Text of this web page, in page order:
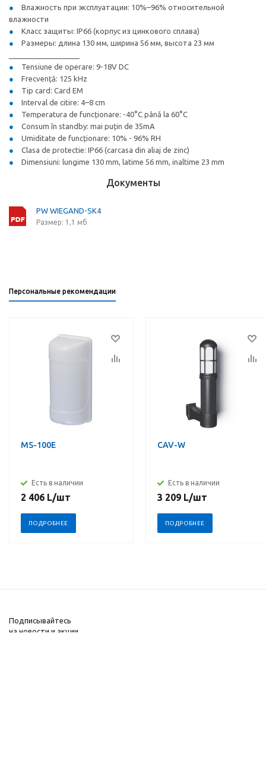
Влажность при эксплуатации: 10%–96% относительной
влажности
Класс защиты: IP66 (корпус из цинкового сплава)
Размеры: длина 130 мм, ширина 56 мм, высота 23 мм
Tensiune de operare: 9-18V DC
Frecvență: 125 kHz
Tip card: Card EM
Interval de citire: 4–8 cm
Temperatura de funcționare: -40°C până la 60°C
Consum în standby: mai puțin de 35mA
Umiditate de funcționare: 10% - 96% RH
Clasa de protectie: IP66 (carcasa din aliaj de zinc)
Dimensiuni: lungime 130 mm, latime 56 mm, inaltime 23 mm
Документы
PW WIEGAND-SK4
Размер: 1,1 мб
Персональные рекомендации
MS-100E
Есть в наличии
2 406 L/шт
ПОДРОБНЕЕ
CAV-W
Есть в наличии
3 209 L/шт
ПОДРОБНЕЕ
Подписывайтесь
на новости и акции